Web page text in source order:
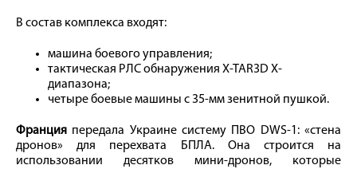
В состав комплекса входят:
машина боевого управления;
тактическая РЛС обнаружения X-TAR3D X-
диапазона;
четыре боевые машины с 35-мм зенитной пушкой.
Франция передала Украине систему ПВО DWS-1: «стена
дронов» для перехвата БПЛА. Она строится на
использовании десятков мини-дронов, которые